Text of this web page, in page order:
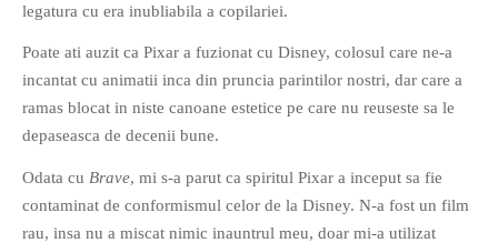
legatura cu era inubliabila a copilariei.
Poate ati auzit ca Pixar a fuzionat cu Disney, colosul care ne-a
incantat cu animatii inca din pruncia parintilor nostri, dar care a
ramas blocat in niste canoane estetice pe care nu reuseste sa le
depaseasca de decenii bune.
Odata cu Brave, mi s-a parut ca spiritul Pixar a inceput sa fie
contaminat de conformismul celor de la Disney. N-a fost un film
rau, insa nu a miscat nimic inauntrul meu, doar mi-a utilizat